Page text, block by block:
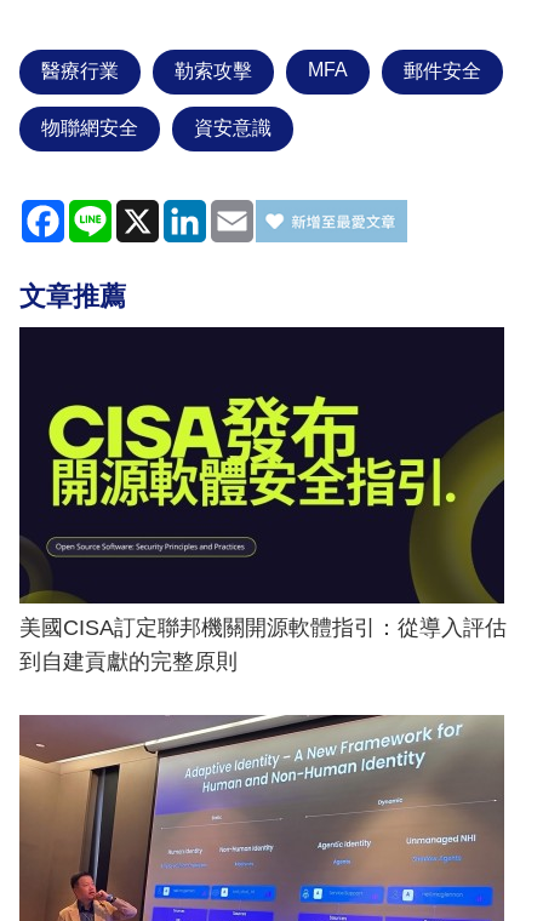
醫療行業 勒索攻擊 MFA 郵件安全
物聯網安全 資安意識
Facebook
Line X LinkedIn
Email
文章推薦
美國CISA訂定聯邦機關開源軟體指引：從導入評估
到自建貢獻的完整原則